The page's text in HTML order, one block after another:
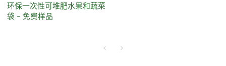
环保一次性可堆肥水果和蔬菜
袋 - 免费样品